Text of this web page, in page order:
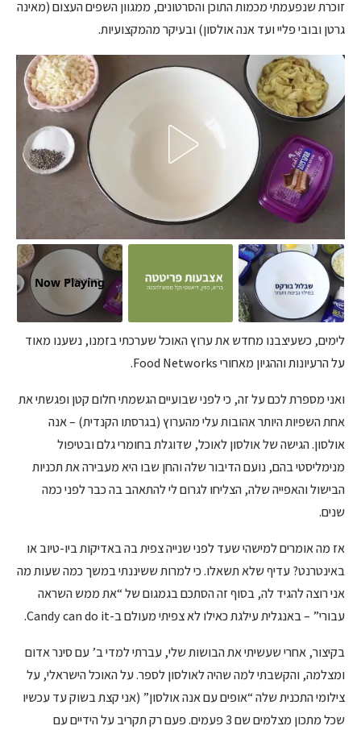
זוכרת שנפעמתי מכמות התוכן והסרטונים, ממגוון השפים העצום (מאינה
גרטן ובובי פליי ועד אנה אולסון) ובעיקר מהמקצועיות.
Now Playing
לימים, כשעיצבנו מחדש את ערוץ האוכל שערכתי בזמנו, נשענו מאוד
על הרעיונות וההגיון מאחורי Food Networks.
ואני מספרת לכם על זה, כי לפני שבועיים הגשמתי חלום קטן ופגשתי את
אחת השפיות היותר אהובות עלי מהערוץ (בגרסתו הקנדית) – אנה
אולסון. הגישה של אולסון לאוכל, שדוגלת בחומרי גלם ובטיפול
מנימליסטי בהם, נועם הדיבור שלה והחן שבו היא מעבירה את תכניות
הבישול והאפייה שלה, הצליחו לגרום לי להתאהב בה כבר לפני כמה
שנים.
אז מה אומרים למישהי שעד לפני שנייה צפית בה באדיקות ביו-טיוב או
באינטרנט? עדיף שלא תשאלו. כי למרות ששיננתי במשך כמה שעות מה
אני רוצה להגיד לה, בסוף זה הסתכם בגמגום של “את ממש השראה
עבורי” – באנגלית עילגת כאילו לא צפיתי מעולם ב-Candy can do it.
בקיצור, אחרי שעשיתי את הבושות שלי, עברתי למדי ב’ עם סינר אדום
ומצלמה, והקשבתי למה שהיה לאולסון לספר. על האוכל הישראלי, על
צילומי התכנית שלה “אופים עם אנה אולסון” (אני קצת בשוק עד עכשיו
שכל מתכון מצלמים שם 3 פעמים. פעם רק תקריב על הידיים עם